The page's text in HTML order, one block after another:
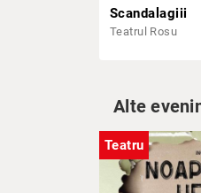
Scandalagiii
Teatrul Rosu
Alte
Teatru